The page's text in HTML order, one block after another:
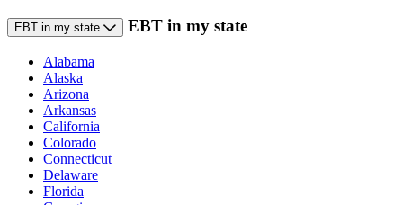
EBT in my state EBT in my state
Alabama
Alaska
Arizona
Arkansas
California
Colorado
Connecticut
Delaware
Florida